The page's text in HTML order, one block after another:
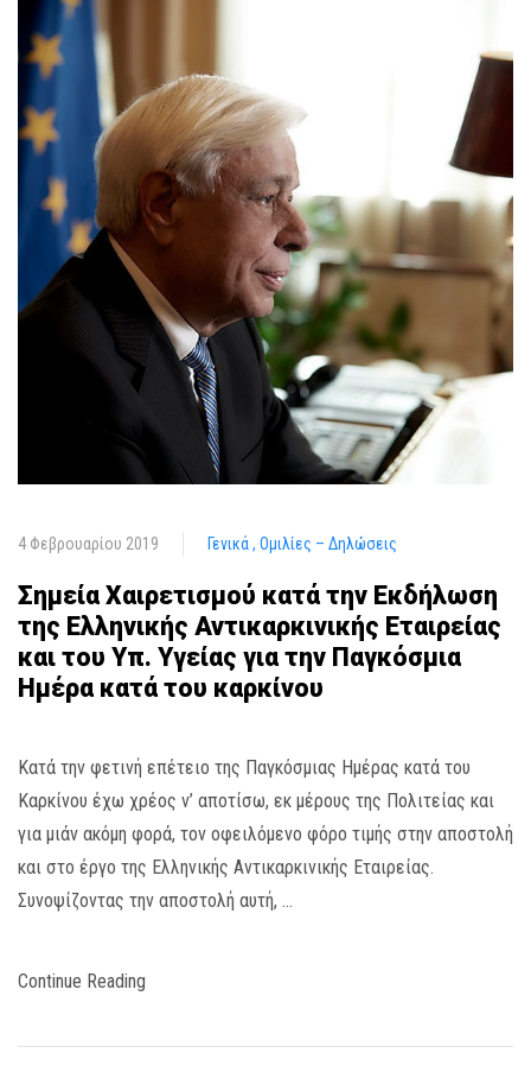
4 Φεβρουαρίου 2019 Γενικά Ομιλίες – Δηλώσεις
Σημεία Χαιρετισμού κατά την Εκδήλωση
της Ελληνικής Αντικαρκινικής Εταιρείας
και του Υπ. Υγείας για την Παγκόσμια
Ημέρα κατά του καρκίνου
Κατά την φετινή επέτειο της Παγκόσμιας Ημέρας κατά του
Καρκίνου έχω χρέος ν’ αποτίσω, εκ μέρους της Πολιτείας και
για μιάν ακόμη φορά, τον οφειλόμενο φόρο τιμής στην αποστολή
και στο έργο της Ελληνικής Αντικαρκινικής Εταιρείας.
Συνοψίζοντας την αποστολή αυτή, …
Continue Reading